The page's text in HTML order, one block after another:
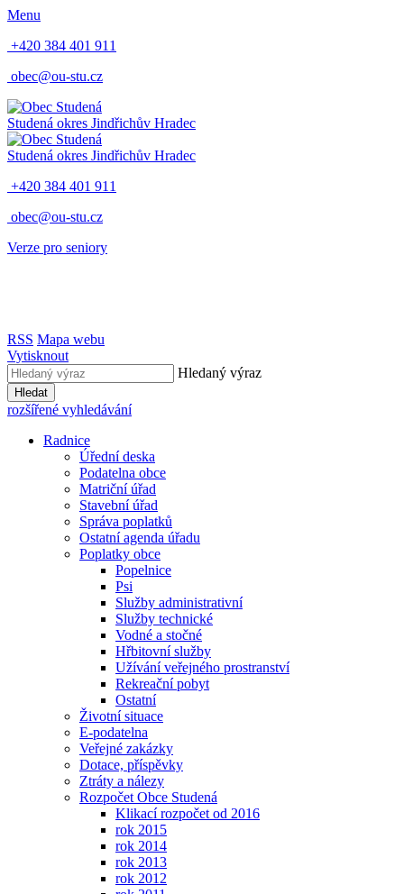
Menu
+420 384 401 911
obec@ou-stu.cz
Studená okres Jindřichův Hradec
Studená okres Jindřichův Hradec
+420 384 401 911
obec@ou-stu.cz
Verze pro seniory
RSS Mapa webu
Vytisknout
Hledaný výraz
Hledat
rozšířené vyhledávání
Radnice
Úřední deska
Podatelna obce
Matriční úřad
Stavební úřad
Správa poplatků
Ostatní agenda úřadu
Poplatky obce
Popelnice
Psi
Služby administrativní
Služby technické
Vodné a stočné
Hřbitovní služby
Užívání veřejného prostranství
Rekreační pobyt
Ostatní
Životní situace
E-podatelna
Veřejné zakázky
Dotace, příspěvky
Ztráty a nálezy
Rozpočet Obce Studená
Klikací rozpočet od 2016
rok 2015
rok 2014
rok 2013
rok 2012